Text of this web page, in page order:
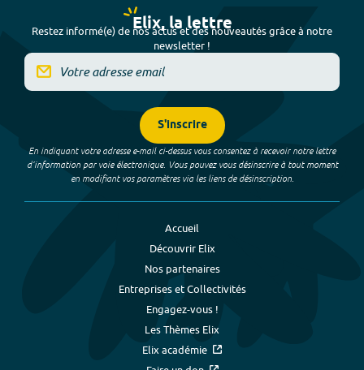
Elix, la lettre
Restez informé(e) de nos actus et des nouveautés grâce à notre
newsletter !
S'inscrire
En indiquant votre adresse e-mail ci-dessus vous consentez à recevoir notre lettre
d’information par voie électronique. Vous pouvez vous désinscrire à tout moment
en modifiant vos paramètres via les liens de désinscription.
Accueil
Découvrir Elix
Nos partenaires
Entreprises et Collectivités
Engagez-vous !
Les Thèmes Elix
Elix académie